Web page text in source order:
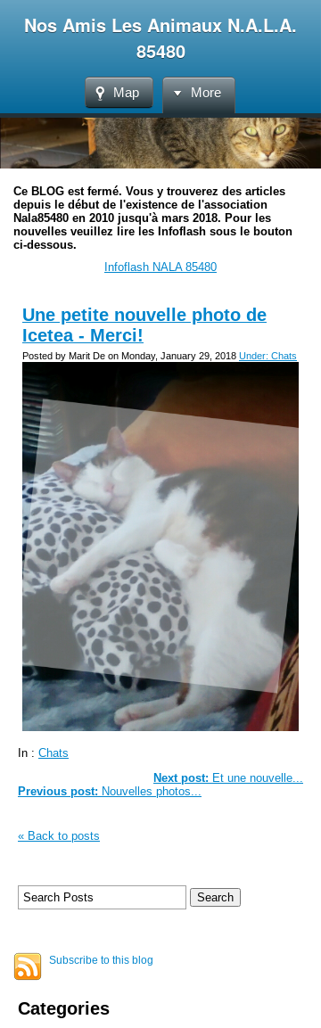
Nos Amis Les Animaux N.A.L.A.
85480
Map More
Ce BLOG est fermé. Vous y trouverez des articles
depuis le début de l'existence de l'association
Nala85480 en 2010 jusqu'à mars 2018. Pour les
nouvelles veuillez lire les Infoflash sous le bouton
ci-dessous.
Infoflash NALA 85480
Une petite nouvelle photo de
Icetea - Merci!
Posted by Marit De on Monday, January 29, 2018 Under: Chats
In : Chats
Next post: Et une nouvelle...
Previous post: Nouvelles photos...
« Back to posts
Subscribe to this blog
Categories